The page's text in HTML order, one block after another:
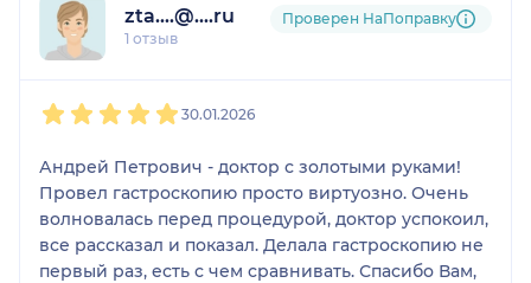
zta....@....ru
1 отзыв
Проверен НаПоправку
30.01.2026
Андрей Петрович - доктор с золотыми руками!
Провел гастроскопию просто виртуозно. Очень
волновалась перед процедурой, доктор успокоил,
все рассказал и показал. Делала гастроскопию не
первый раз, есть с чем сравнивать. Спасибо Вам,